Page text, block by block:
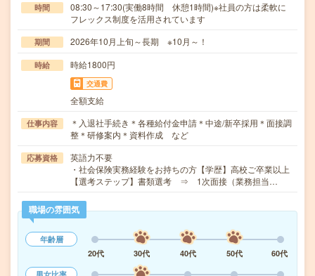
時間
08:30～17:30(実働8時間 休憩1時間)※社員の方は柔軟に
フレックス制度を活用されています
期間 2026年10月上旬～長期 ※10月～！
時給 時給1800円
交通費
全額支給
仕事内容
＊入退社手続き＊各種給付金申請＊中途/新卒採用＊面接調
整＊研修案内＊資料作成 など
応募資格
英語力不要
・社会保険実務経験をお持ちの方【学歴】高校ご卒業以上
【選考ステップ】書類選考 ⇒ 1次面接（業務担当…
職場の雰囲気
年齢層
20代
30代 40代 50代
60代